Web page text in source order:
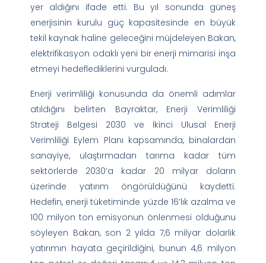
yer aldığını ifade etti. Bu yıl sonunda güneş
enerjisinin kurulu güç kapasitesinde en büyük
tekil kaynak haline geleceğini müjdeleyen Bakan,
elektrifikasyon odaklı yeni bir enerji mimarisi inşa
etmeyi hedeflediklerini vurguladı.
Enerji verimliliği konusunda da önemli adımlar
atıldığını belirten Bayraktar, Enerji Verimliliği
Strateji Belgesi 2030 ve İkinci Ulusal Enerji
Verimliliği Eylem Planı kapsamında, binalardan
sanayiye, ulaştırmadan tarıma kadar tüm
sektörlerde 2030’a kadar 20 milyar doların
üzerinde yatırım öngörüldüğünü kaydetti.
Hedefin, enerji tüketiminde yüzde 16’lık azalma ve
100 milyon ton emisyonun önlenmesi olduğunu
söyleyen Bakan, son 2 yılda 7,6 milyar dolarlık
yatırımın hayata geçirildiğini, bunun 4,6 milyon